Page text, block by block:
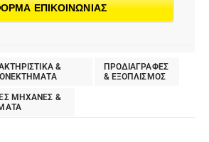
ΕΠΙΚΟΙΝΩΝΙΑΣ
&
ΠΡΟΔΙΑΓΡΑΦΕΣ
& EΞΟΠΛΙΣΜΟΣ
ΜΗΧΑΝΕΣ &